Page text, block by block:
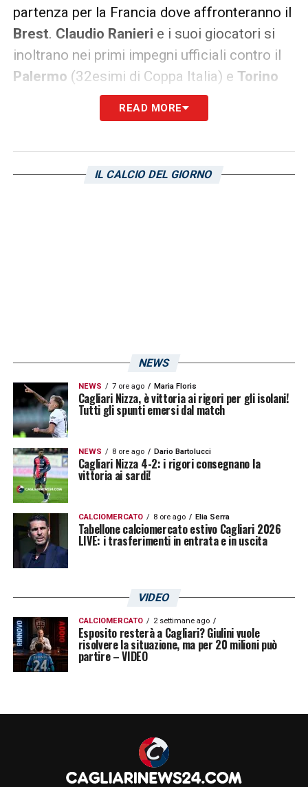
partenza per la Francia dove affronteranno il
Brest. Claudio Ranieri e i suoi giocatori si
inoltrano nei primi impegni ufficiali contro il
Palermo (32esimi di Coppa Italia) e Torino
(prima giornata di Serie A). Ecco il report
dell’ultimo allenamento a Saint-Vincent:
del suo staff, la squadra ha svolto una
trasferta francese: «Sono 24 i rossoblù che
prenderanno parte alla trasferta transalpina,
non convocati i calciatori Desogus, Jankto,
Pereiro e Radunovic, impegnati in un lavoro
personalizzato».
LA PLAYLIST DELLE NOSTRE TOP NEWS
READ MORE
IL CALCIO DEL GIORNO
NEWS
NEWS 7 ore ago Maria Floris
Cagliari Nizza, è vittoria ai rigori per gli isolani!
Tutti gli spunti emersi dal match
NEWS 8 ore ago Dario Bartolucci
Cagliari Nizza 4-2: i rigori consegnano la
vittoria ai sardi!
CALCIOMERCATO 8 ore ago Elia Serra
Tabellone calciomercato estivo Cagliari 2026
LIVE: i trasferimenti in entrata e in uscita
VIDEO
CALCIOMERCATO 2 settimane ago
Esposito resterà a Cagliari? Giulini vuole
risolvere la situazione, ma per 20 milioni può
partire – VIDEO